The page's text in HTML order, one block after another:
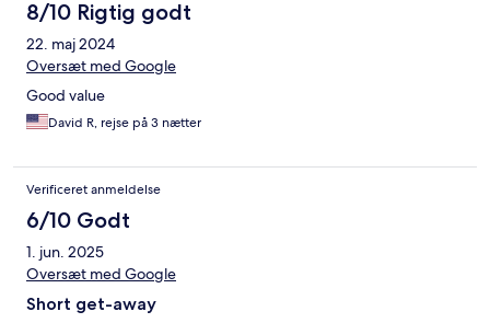
8/10 Rigtig godt
22. maj 2024
Oversæt med Google
Good value
David R, rejse på 3 nætter
Verificeret anmeldelse
6/10 Godt
1. jun. 2025
Oversæt med Google
Short get-away